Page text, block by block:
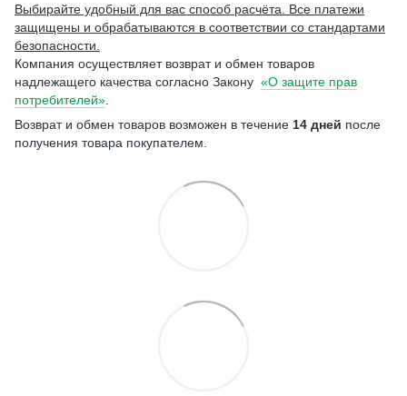
Выбирайте удобный для вас способ расчёта. Все платежи
защищены и обрабатываются в соответствии со стандартами
безопасности.
Компания осуществляет возврат и обмен товаров
надлежащего качества согласно Закону «О защите прав
потребителей»
Возврат и обмен товаров возможен в течение 14 дней после
получения товара покупателем.